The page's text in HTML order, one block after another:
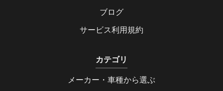
ブログ
サービス利用規約
カテゴリ
メーカー・車種から選ぶ